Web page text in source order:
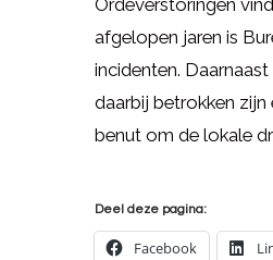
Ordeverstoringen
afgelopen jaren is
incidenten.
daarbij betrokken
benut om de lokale
Deel deze pagina:
Facebook